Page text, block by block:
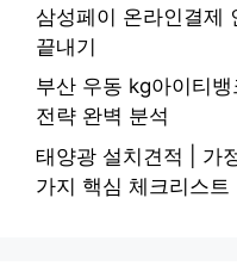
삼성페이 온라인결제
끝내기
부산 우동 kg아이티
전략 완벽 분석
태양광 설치견적 | 가
가지 핵심 체크리스트